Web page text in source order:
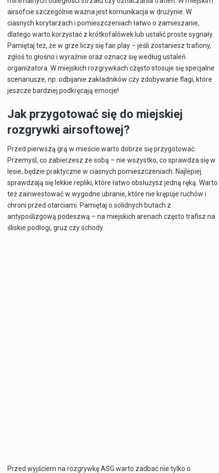
airsofcie szczególnie ważna jest komunikacja w drużynie. W
ciasnych korytarzach i pomieszczeniach łatwo o zamieszanie,
dlatego warto korzystać z krótkofalówek lub ustalić proste sygnały.
Pamiętaj też, że w grze liczy się fair play – jeśli zostaniesz trafiony,
zgłoś to głośno i wyraźnie oraz oznacz się według ustaleń
organizatora. W miejskich rozgrywkach często stosuje się specjalne
scenariusze, np. odbijanie zakładników czy zdobywanie flagi, które
jeszcze bardziej podkręcają emocje!
Jak przygotować się do miejskiej
rozgrywki airsoftowej?
Przed pierwszą grą w mieście warto dobrze się przygotować.
Przemyśl, co zabierzesz ze sobą – nie wszystko, co sprawdza się w
lesie, będzie praktyczne w ciasnych pomieszczeniach. Najlepiej
sprawdzają się lekkie repliki, które łatwo obsłużysz jedną ręką. Warto
też zainwestować w wygodne ubranie, które nie krępuje ruchów i
chroni przed otarciami. Pamiętaj o solidnych butach z
antypoślizgową podeszwą – na miejskich arenach często trafisz na
śliskie podłogi, gruz czy schody.
Przed wyjściem na rozgrywkę ASG warto zadbać nie tylko o